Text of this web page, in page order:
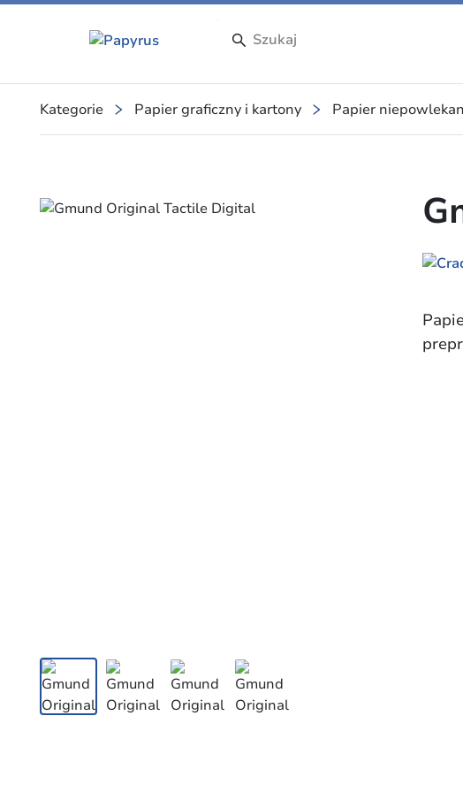
Kategorie Papier graficzny i kartony Papier
Slide 1 of 4